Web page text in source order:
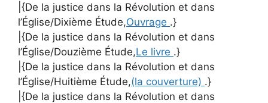
|{De la justice dans la Révolution et dans
l’Église/Dixième Étude,Ouvrage .}
|{De la justice dans la Révolution et dans
l’Église/Douzième Étude,Le livre .}
|{De la justice dans la Révolution et dans
l’Église/Huitième Étude,(la couverture) .}
|{De la justice dans la Révolution et dans